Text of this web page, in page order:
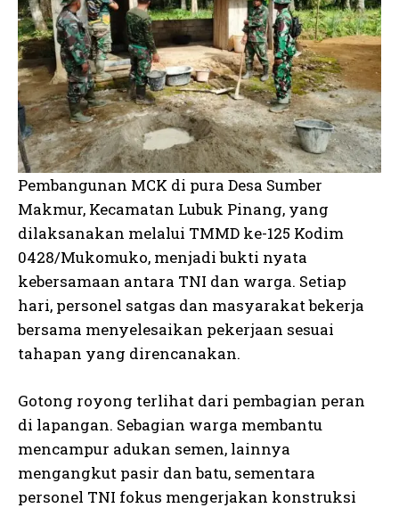
Pembangunan MCK di pura Desa Sumber
Makmur, Kecamatan Lubuk Pinang, yang
dilaksanakan melalui TMMD ke-125 Kodim
0428/Mukomuko, menjadi bukti nyata
kebersamaan antara TNI dan warga. Setiap
hari, personel satgas dan masyarakat bekerja
bersama menyelesaikan pekerjaan sesuai
tahapan yang direncanakan.
Gotong royong terlihat dari pembagian peran
di lapangan. Sebagian warga membantu
mencampur adukan semen, lainnya
mengangkut pasir dan batu, sementara
personel TNI fokus mengerjakan konstruksi